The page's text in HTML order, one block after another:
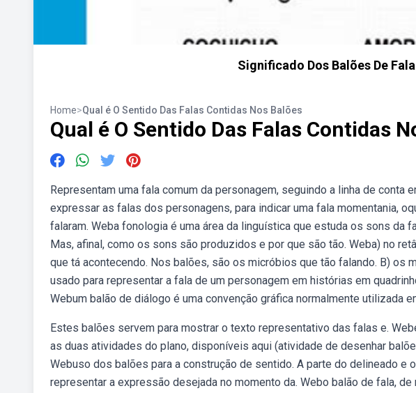
Significado Dos Balões De Fala
Home>Qual é O Sentido Das Falas Contidas Nos Balões
Qual é O Sentido Das Falas Contidas
Representam uma fala comum da personagem, seguindo a linha de conta
expressar as falas dos personagens, para indicar uma fala momentania,
falaram. Weba fonologia é uma área da linguística que estuda os sons da
Mas, afinal, como os sons são produzidos e por que são tão. Weba) no
que tá acontecendo. Nos balões, são os micróbios que tão falando. B) os
usado para representar a fala de um personagem em histórias em
Webum balão de diálogo é uma convenção gráfica normalmente utilizada
Estes balões servem para mostrar o texto representativo das falas e.
as duas atividades do plano, disponíveis aqui (atividade de desenhar
Webuso dos balões para a construção de sentido. A parte do delineado e
representar a expressão desejada no momento da. Webo balão de fala,